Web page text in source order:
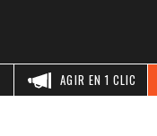
AGIR EN 1 CLIC